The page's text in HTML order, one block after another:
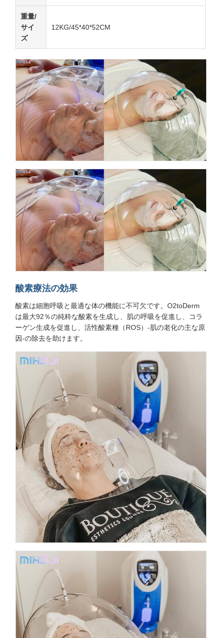
重量/
サイ
ズ
12KG/45*40*52CM
酸素療法の効果
酸素は細胞呼吸と最適な体の機能に不可欠です。O2toDerm
は最大92％の純粋な酸素を生成し、肌の呼吸を促進し、コラ
ーゲン生成を促進し、活性酸素種（ROS）-肌の老化の主な原
因-の除去を助けます。